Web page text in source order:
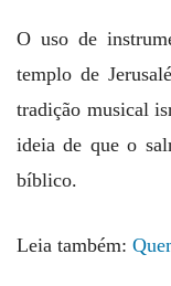
O uso de
templo de
tradição musical
ideia de que o
bíblico.
Leia também: